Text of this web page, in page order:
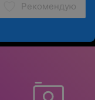
Рекомендую